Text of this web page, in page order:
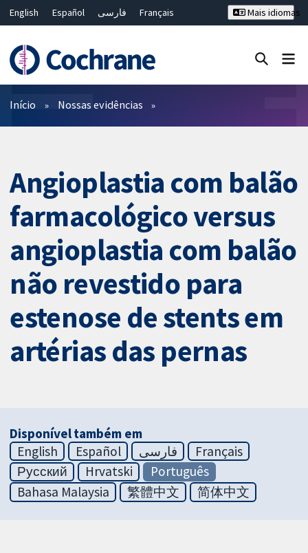
English Español فارسی
Français
Bahasa Malaysia
ไทย 繁體中文
Mais idiomas
Filtros
Início Nossas evidências
Angioplastia com balão
farmacológico versus
angioplastia com balão
não revestido para
estenose de stents em
artérias das pernas
Disponível também em
English
Español فارسی
Français
Русский
Hrvatski
Português
Bahasa Malaysia
繁體中文 简体中文